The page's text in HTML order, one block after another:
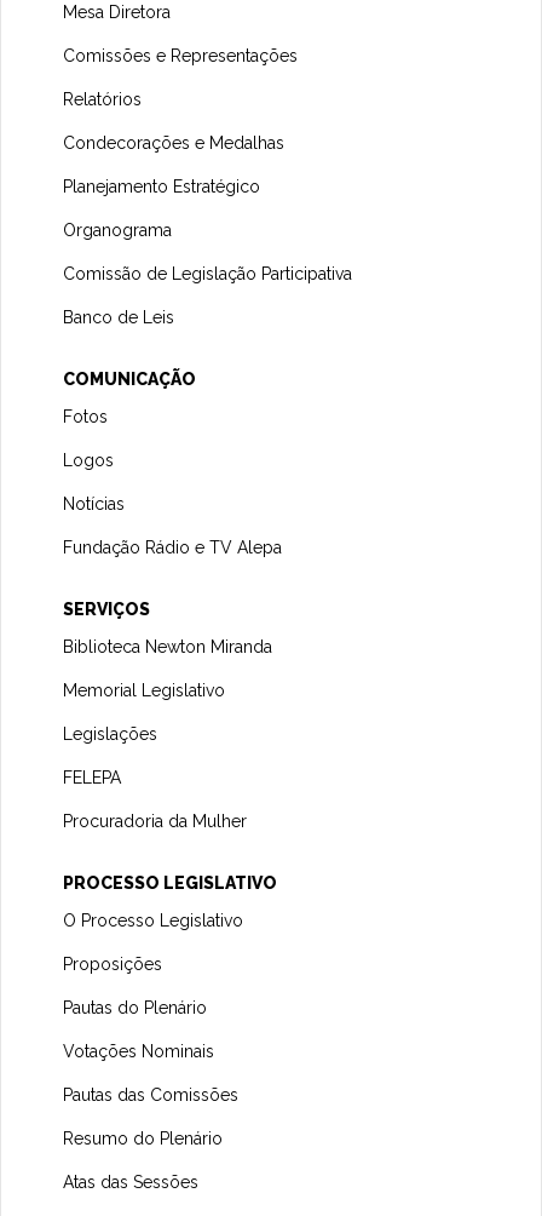
Mesa Diretora
Comissões e Representações
Relatórios
Condecorações e Medalhas
Planejamento Estratégico
Organograma
Comissão de Legislação Participativa
Banco de Leis
COMUNICAÇÃO
Fotos
Logos
Notícias
Fundação Rádio e TV Alepa
SERVIÇOS
Biblioteca Newton Miranda
Memorial Legislativo
Legislações
FELEPA
Procuradoria da Mulher
PROCESSO LEGISLATIVO
O Processo Legislativo
Proposições
Pautas do Plenário
Votações Nominais
Pautas das Comissões
Resumo do Plenário
Atas das Sessões